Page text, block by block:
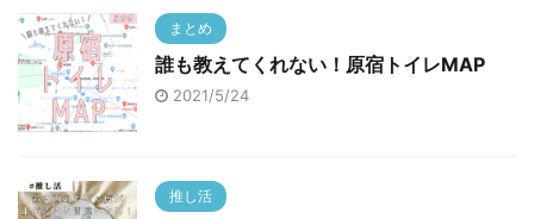
まとめ
誰も教えてくれない！原宿トイレMAP
2021/5/24
推し活